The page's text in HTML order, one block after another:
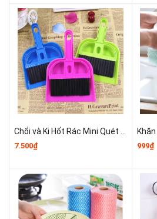
Chổi và Ki Hốt Rác Mini Quét Dọn Vật Dụng A3414
7.500₫ 999₫